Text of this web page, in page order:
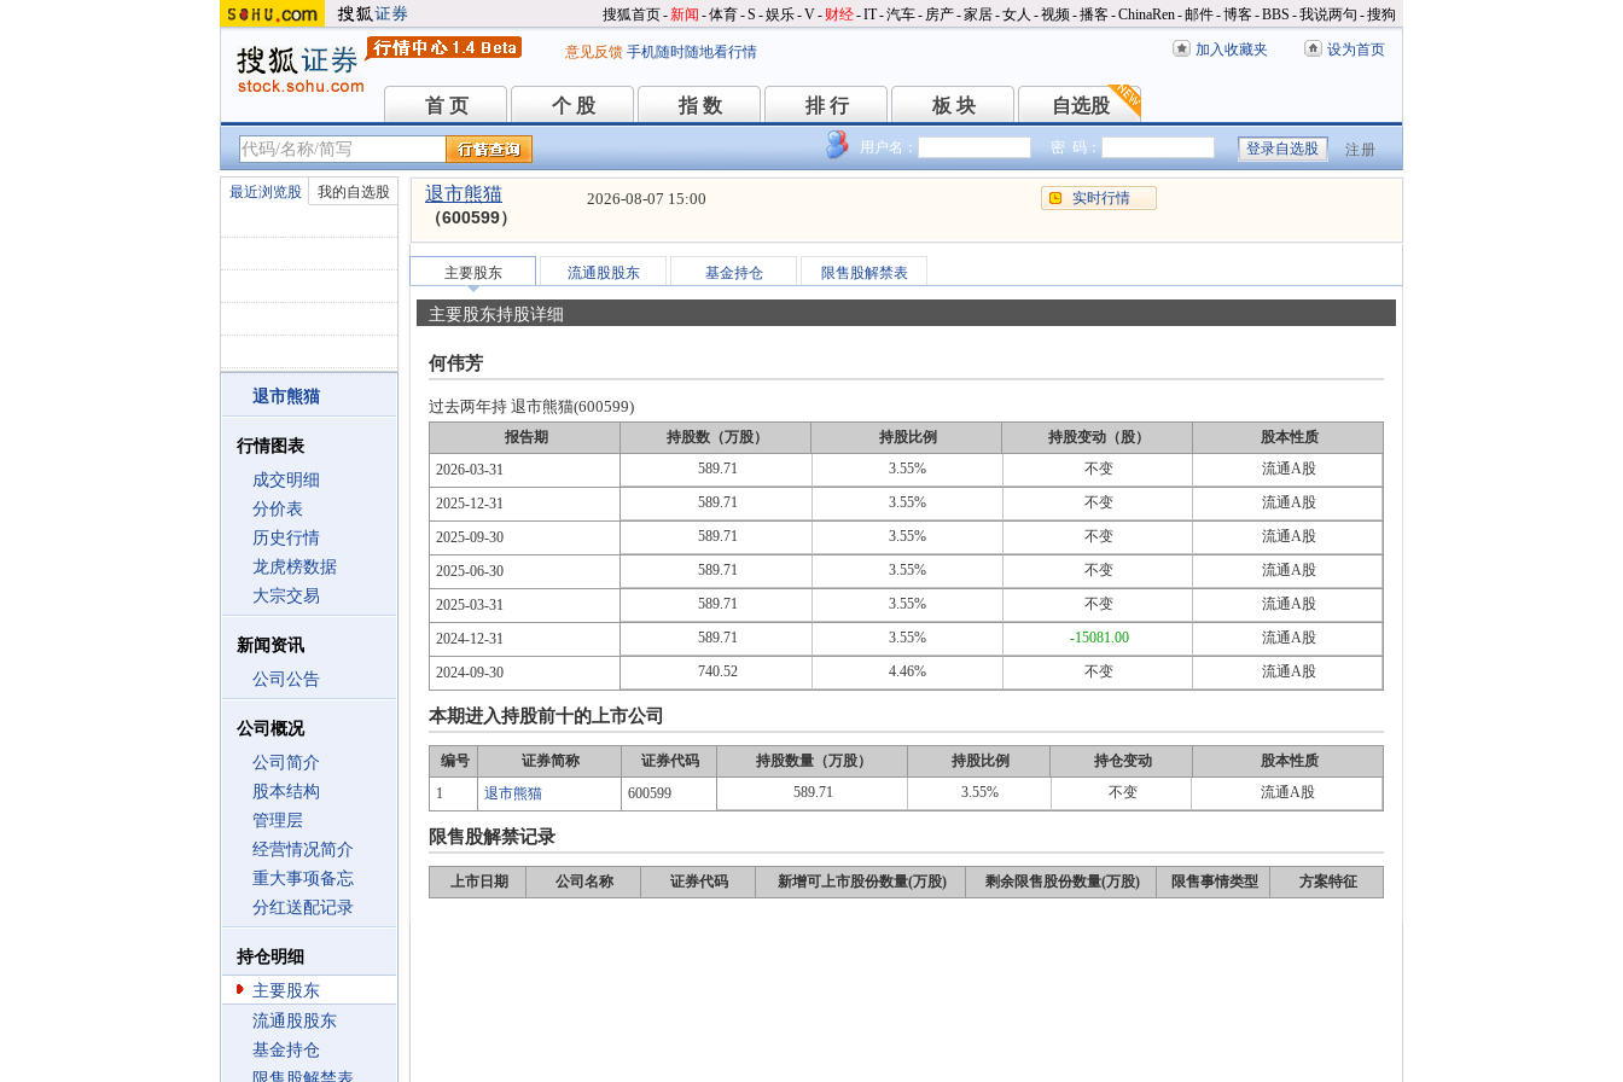
搜狐首页-新闻 -体育-S -娱乐-V- 财经-IT-汽车- 房产-家居-女人 -视频-播客-ChinaRen-邮件-博客-BBS -我说两句 -搜狗
意见反馈 手机随时随地看行情 加入收藏夹 设为首页
首 页
首 页 个 股
个 股 指 数
指 数 排 行
排 行 板 块
板 块 自选股
自选股
用户名： 密 码： 注册
最近浏览股 我的自选股
退市熊猫
行情图表
成交明细
分价表
历史行情
龙虎榜数据
大宗交易
新闻资讯
公司公告
公司概况
公司简介
股本结构
管理层
经营情况简介
重大事项备忘
分红送配记录
持仓明细
主要股东
流通股股东
基金持仓
退市熊猫
（600599）
2026-08-07 15:00 实时行情
主要股东 流通股股东 基金持仓 限售股解禁表
主要股东持股详细
何伟芳
过去两年持 退市熊猫(600599)
报告期 持股数（万股） 持股比例 持股变动（股）
股本性质
2026-03-31
589.71 3.55% 不变 流通A股
2025-12-31 589.71 3.55% 不变 流通A股
2025-09-30 589.71 3.55% 不变 流通A股
2025-06-30 589.71 3.55% 不变 流通A股
2025-03-31 589.71 3.55% 不变 流通A股
2024-12-31 589.71 3.55% -15081.00 流通A股
2024-09-30 740.52 4.46% 不变 流通A股
本期进入持股前十的上市公司
编号 证券简称 证券代码 持股数量（万股） 持股比例 持仓变动
股本性质
1
退市熊猫 600599 589.71 3.55% 不变 流通A股
限售股解禁记录
上市日期 公司名称 证券代码 新增可上市股份数量(万股) 剩余限售股份数量(万股) 限售事情类型 方案特征